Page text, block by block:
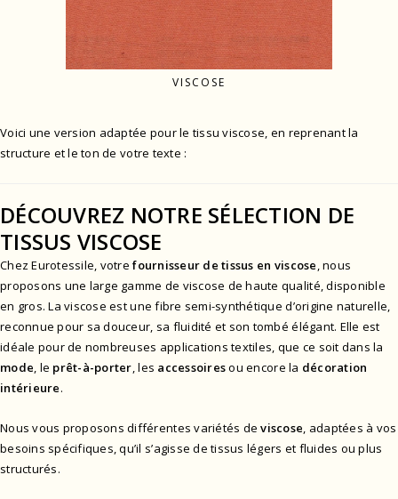
VISCOSE
Voici une version adaptée pour le tissu viscose, en reprenant la
structure et le ton de votre texte :
DÉCOUVREZ NOTRE SÉLECTION DE
TISSUS VISCOSE
Chez Eurotessile, votrefournisseur de tissus en viscose , nous
proposons une large gamme de viscose de haute qualité, disponible
en gros. La viscose est une fibre semi-synthétique d’origine naturelle,
reconnue pour sa douceur, sa fluidité et son tombé élégant. Elle est
idéale pour de nombreuses applications textiles, que ce soit dans la
mode , le prêt-à-porter , les accessoiresou encore la décoration
intérieure.
Nous vous proposons différentes variétés deviscose , adaptées à vos
besoins spécifiques, qu’il s’agisse de tissus légers et fluides ou plus
structurés.